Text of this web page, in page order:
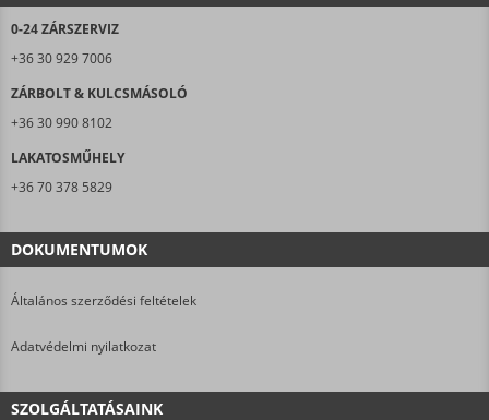
0-24 ZÁRSZERVIZ
+36 30 929 7006
ZÁRBOLT & KULCSMÁSOLÓ
+36 30 990 8102
LAKATOSMŰHELY
+36 70 378 5829
DOKUMENTUMOK
Általános szerződési feltételek
Adatvédelmi nyilatkozat
SZOLGÁLTATÁSAINK